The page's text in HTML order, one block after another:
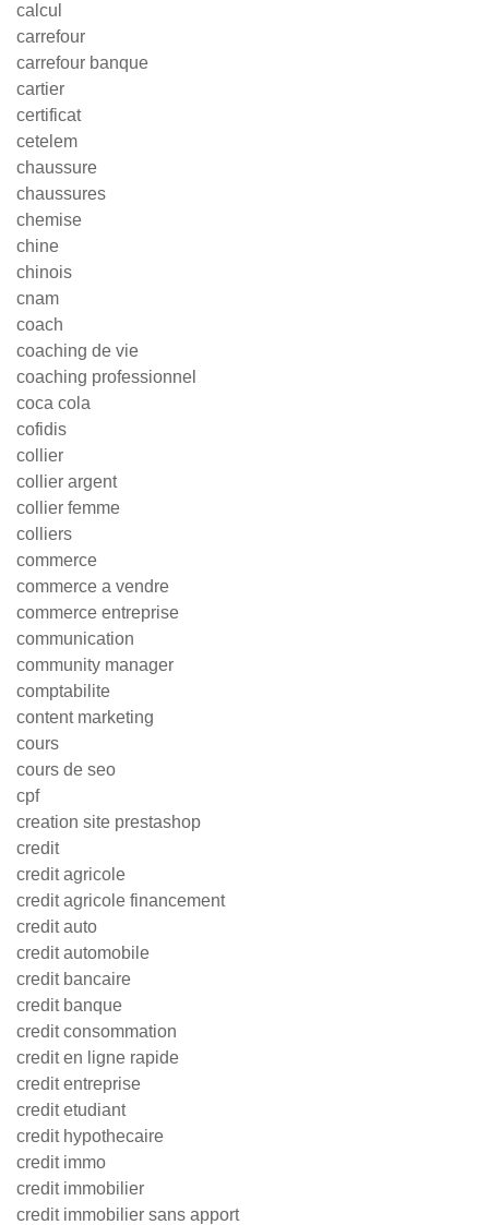
calcul
carrefour
carrefour banque
cartier
certificat
cetelem
chaussure
chaussures
chemise
chine
chinois
cnam
coach
coaching de vie
coaching professionnel
coca cola
cofidis
collier
collier argent
collier femme
colliers
commerce
commerce a vendre
commerce entreprise
communication
community manager
comptabilite
content marketing
cours
cours de seo
cpf
creation site prestashop
credit
credit agricole
credit agricole financement
credit auto
credit automobile
credit bancaire
credit banque
credit consommation
credit en ligne rapide
credit entreprise
credit etudiant
credit hypothecaire
credit immo
credit immobilier
credit immobilier sans apport